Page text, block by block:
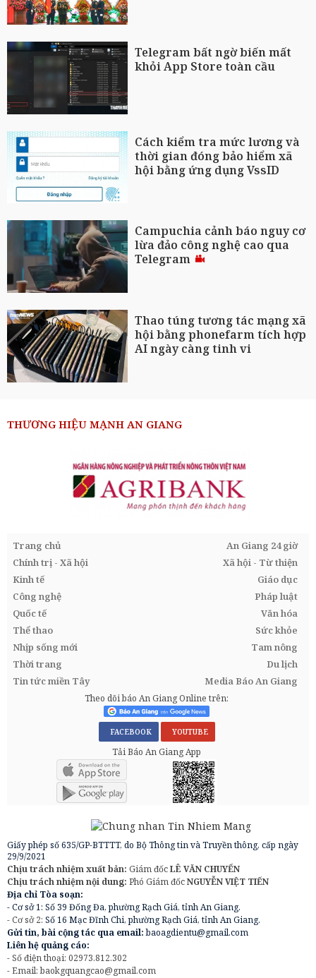
Telegram bất ngờ biến mất
khỏi App Store toàn cầu
Cách kiểm tra mức lương và
thời gian đóng bảo hiểm xã
hội bằng ứng dụng VssID
Campuchia cảnh báo nguy cơ
lừa đảo công nghệ cao qua
Telegram
Thao túng tương tác mạng xã
hội bằng phonefarm tích hợp
AI ngày càng tinh vi
THƯƠNG HIỆU MẠNH AN GIANG
Trang chủ
An Giang 24 giờ
Chính trị - Xã hội
Xã hội - Từ thiện
Kinh tế
Giáo dục
Công nghệ
Pháp luật
Quốc tế
Văn hóa
Thể thao
Sức khỏe
Nhịp sống mới
Tam nông
Thời trang
Du lịch
Tin tức miền Tây
Media Báo An Giang
Theo dõi báo An Giang Online trên:
FACEBOOK YOUTUBE
Tải Báo An Giang App
Giấy phép số 635/GP-BTTTT, do Bộ Thông tin và Truyền thông, cấp ngày
29/9/2021
Chịu trách nhiệm xuất bản: Giám đốcLÊ VĂN CHUYỂN
Chịu trách nhiệm nội dung: Phó Giám đốcNGUYỄN VIỆT TIẾN
Địa chỉ Tòa soạn:
- Cơ sở 1: Số 39 Đống Đa, phường Rạch Giá, tỉnh An Giang.
- Cơ sở 2: Số 16 Mạc Đĩnh Chi, phường Rạch Giá, tỉnh An Giang.
Gửi tin, bài cộng tác qua email:baoagdientu@gmail.com
Liên hệ quảng cáo:
- Số điện thoại: 02973.812.302
- Email:baokgquangcao@gmail.com